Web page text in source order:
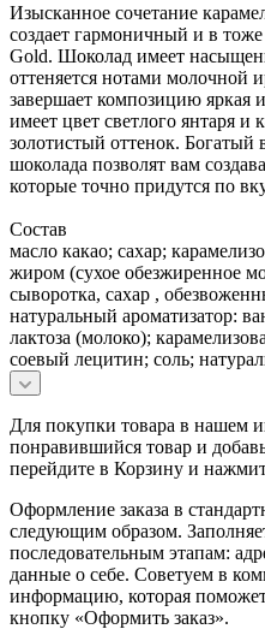
Изысканное сочетание
создает гармоничный и в
Gold. Шоколад имеет
оттеняется нотами молочной
завершает композицию яркая
имеет цвет светлого янтаря и
золотистый оттенок.
шоколада позволят вам
которые точно придутся по
Состав
масло какао; сахар;
жиром (сухое обезжиренное
сыворотка, сахар ,
натуральный ароматизатор:
лактоза (молоко);
соевый лецитин; cоль;
Для покупки товара в нашем
понравившийся товар и
перейдите в Корзину и
Оформление заказа в
следующим образом.
последовательным этапам:
данные о себе. Советуем в
информацию, которая
кнопку «Оформить заказ».